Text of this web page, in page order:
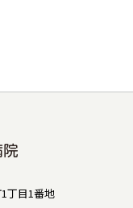
丁目1番地